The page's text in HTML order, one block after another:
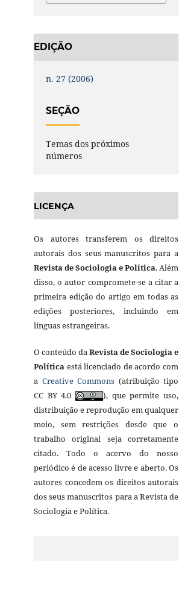
EDIÇÃO
n. 27 (2006)
SEÇÃO
Temas dos próximos
números
LICENÇA
Os autores transferem os direitos
autorais dos seus manuscritos para a
Revista de Sociologia e Política. Além
disso, o autor compromete-se a citar a
primeira edição do artigo em todas as
edições posteriores, incluindo em
línguas estrangeiras.
O conteúdo daRevista de Sociologia e
Política está licenciado de acordo com
a Creative Commons (atribuição tipo
CC BY 4.0
), que permite uso,
distribuição e reprodução em qualquer
meio, sem restrições desde que o
trabalho original seja corretamente
citado. Todo o acervo do nosso
periódico é de acesso livre e aberto. Os
autores concedem os direitos autorais
dos seus manuscritos para a Revista de
Sociologia e Política.